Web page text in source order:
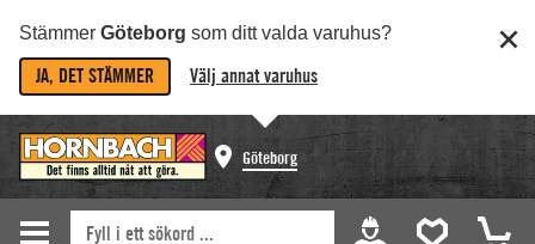
Stämmer Göteborg som ditt valda varuhus?
JA, DET STÄMMER Välj annat varuhus
Göteborg